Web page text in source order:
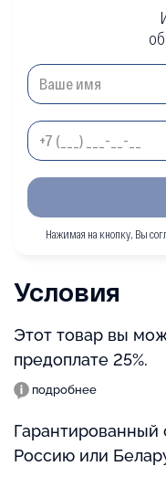
Нажимая на кнопку, Вы
Условия
Этот товар вы
предоплате 25%.
подробнее
Гарантированный
Россию или